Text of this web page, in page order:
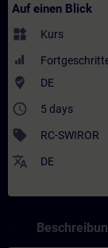
Auf einen Blick
widgets Kurs
where_to_vote DE
access_time 5 days
sell RC-SWIROR
translate DE